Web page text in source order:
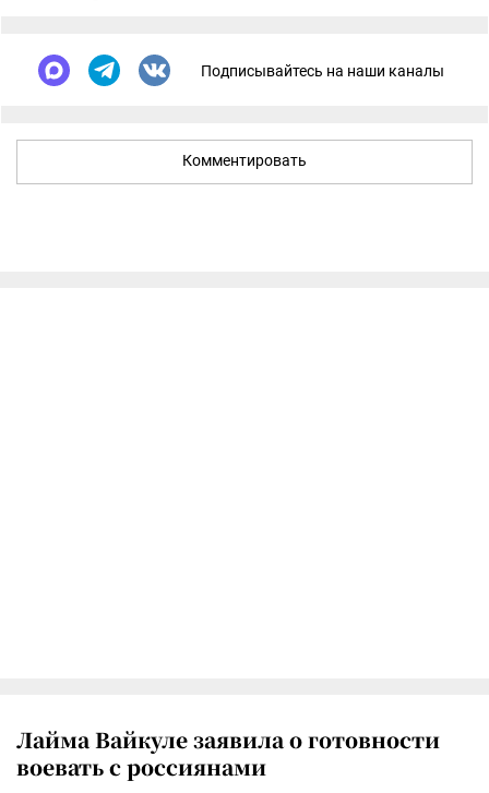
Подписывайтесь на наши каналы
Комментировать
Лайма Вайкуле заявила о готовности
воевать с россиянами